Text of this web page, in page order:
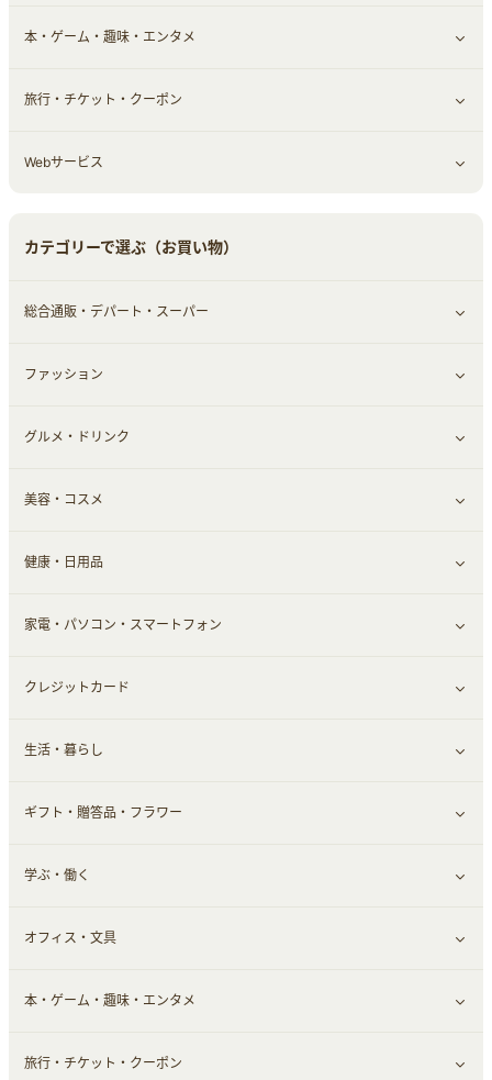
引越し
エコ・エネルギー
車情報・カーシェア・レンタル
習い事・学習・学校
仕事・転職
すべて見る
オフィス・文具
本・ゲーム・趣味・エンタメ
すべて見る
ゲーム・趣味
旅行・チケット・クーポン
すべて見る
Webサービス
カテゴリーで選ぶ（お買い物）
総合通販・デパート・スーパー
すべて見る
総合通販
デパート・スーパー
ファッション
すべて見る
ファッション
インナー・下着
靴・フットウェア
小物・かばん
スーツ・フォーマル
グルメ・ドリンク
すべて見る
グルメ
ドリンク
お酒
食材宅配
美容・コスメ
すべて見る
スキンケア
メイクアップ
ヘアケア
メンズ美容
美容・ダイエット用品
脱毛用品
美容食品
健康・日用品
すべて見る
健康食品｜青汁・飲料
健康食品｜乳酸菌・ケフィア
健康食品｜その他
スポーツ・フィットネス
日用品・薬局・からだ
家電・パソコン・スマートフォン
すべて見る
家電・パソコン・ソフトウェア
スマホ・携帯電話・SIM
クレジットカード
すべて見る
クレジットカード
生活・暮らし
すべて見る
車情報・カーシェア・レンタル
お役立ち
生活雑貨・家具インテリア
赤ちゃん・こども・マタニティ
ギフト・贈答品・フラワー
すべて見る
ギフト・贈答品
フラワー
学ぶ・働く
すべて見る
習い事・学習・学校
オフィス・文具
すべて見る
オフィス・文具
本・ゲーム・趣味・エンタメ
すべて見る
旅行・チケット・クーポン